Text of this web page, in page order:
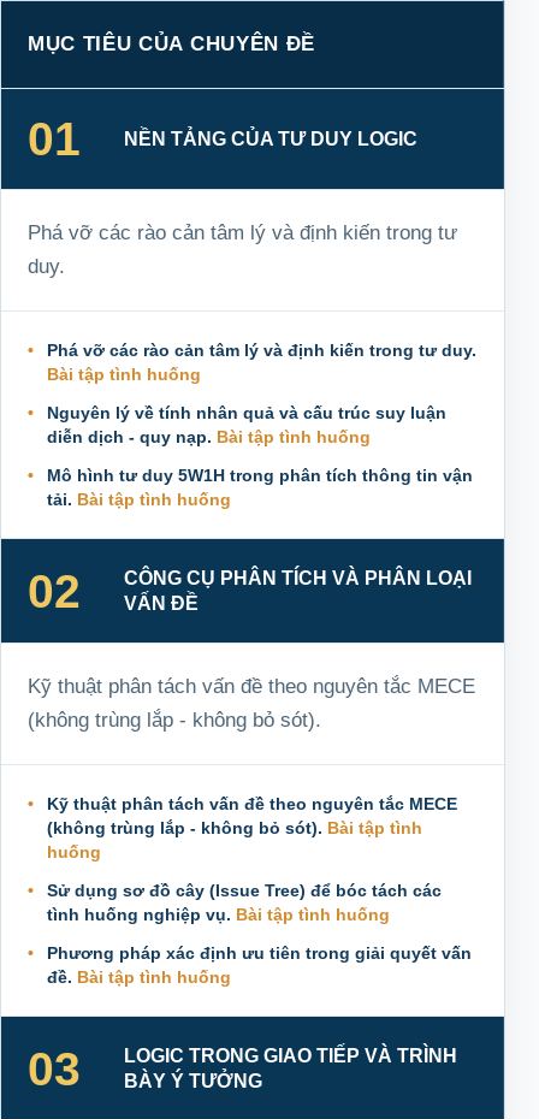
MỤC TIÊU CỦA CHUYÊN ĐỀ
01 NỀN TẢNG CỦA TƯ DUY LOGIC
Phá vỡ các rào cản tâm lý và định kiến trong tư
duy.
Phá vỡ các rào cản tâm lý và định kiến trong tư duy.
Bài tập tình huống
Nguyên lý về tính nhân quả và cấu trúc suy luận
diễn dịch - quy nạp. Bài tập tình huống
Mô hình tư duy 5W1H trong phân tích thông tin vận
tải. Bài tập tình huống
02
CÔNG CỤ PHÂN TÍCH VÀ PHÂN LOẠI
VẤN ĐỀ
Kỹ thuật phân tách vấn đề theo nguyên tắc MECE
(không trùng lắp - không bỏ sót).
Kỹ thuật phân tách vấn đề theo nguyên tắc MECE
(không trùng lắp - không bỏ sót). Bài tập tình
huống
Sử dụng sơ đồ cây (Issue Tree) để bóc tách các
tình huống nghiệp vụ. Bài tập tình huống
Phương pháp xác định ưu tiên trong giải quyết vấn
đề. Bài tập tình huống
03
LOGIC TRONG GIAO TIẾP VÀ TRÌNH
BÀY Ý TƯỞNG